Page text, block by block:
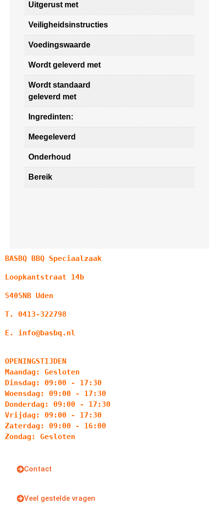
Uitgerust met
Veiligheidsinstructies
Voedingswaarde
Wordt geleverd met
Wordt standaard
geleverd met
Ingredinten:
Meegeleverd
Onderhoud
Bereik
BASBQ BBQ Speciaalzaak
Loopkantstraat 14b
5405NB Uden
T. 0413-322798
E. info@basbq.nl
OPENINGSTIJDEN
Maandag: Gesloten
Dinsdag: 09:00 - 17:30
Woensdag: 09:00 - 17:30
Donderdag: 09:00 - 17:30
Vrijdag: 09:00 - 17:30
Zaterdag: 09:00 - 16:00
Zondag: Gesloten
Contact
Veel gestelde vragen